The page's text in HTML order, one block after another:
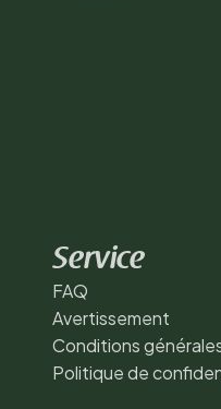
Service
FAQ
Avertissement
Conditions
Politique de